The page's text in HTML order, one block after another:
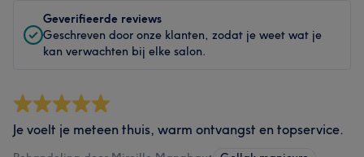
Geverifieerde reviews
Geschreven door onze klanten, zodat je weet wat je
kan verwachten bij elke salon.
Je voelt je meteen thuis, warm ontvangst en topservice.